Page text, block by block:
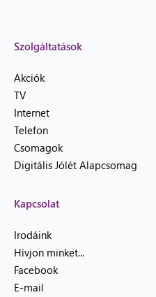
Szolgáltatások
Akciók
TV
Internet
Telefon
Csomagok
Digitális Jólét Alapcsomag
Kapcsolat
Irodáink
Hívjon minket...
Facebook
E-mail